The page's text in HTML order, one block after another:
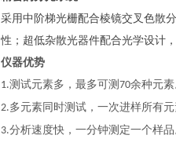
采用中阶梯光栅配合棱镜交叉色散
性；超低杂散光器件配合光学设计
仪器优势
1.测试元素多，最多可测 70余种元素
2.多元素同时测试，一次进样所有元
3.分析速度快，一分钟测定一个样品